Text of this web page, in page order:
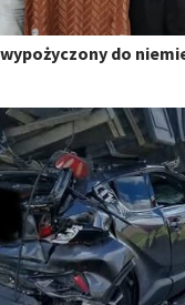
do